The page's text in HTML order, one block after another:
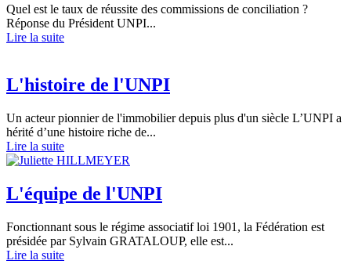
Quel est le taux de réussite des commissions de conciliation ?
Réponse du Président UNPI...
Lire la suite
L'histoire de l'UNPI
Un acteur pionnier de l'immobilier depuis plus d'un siècle L’UNPI a
hérité d’une histoire riche de...
Lire la suite
L'équipe de l'UNPI
Fonctionnant sous le régime associatif loi 1901, la Fédération est
présidée par Sylvain GRATALOUP, elle est...
Lire la suite